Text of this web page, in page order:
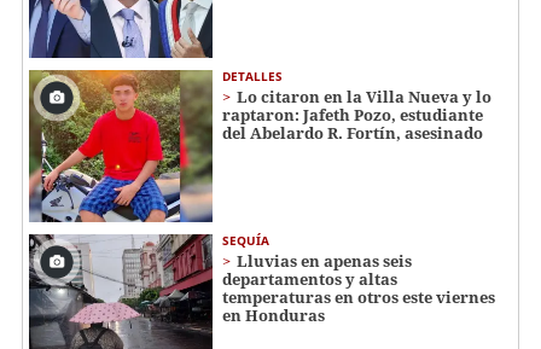
DETALLES
Lo citaron en la Villa Nueva y lo
raptaron: Jafeth Pozo, estudiante
del Abelardo R. Fortín, asesinado
SEQUÍA
Lluvias en apenas seis
departamentos y altas
temperaturas en otros este viernes
en Honduras